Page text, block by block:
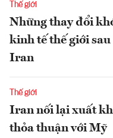
Thế giới
Những thay đổi
kinh tế thế giới
Iran
Thế giới
Iran nối lại xuất
thỏa thuận với Mỹ